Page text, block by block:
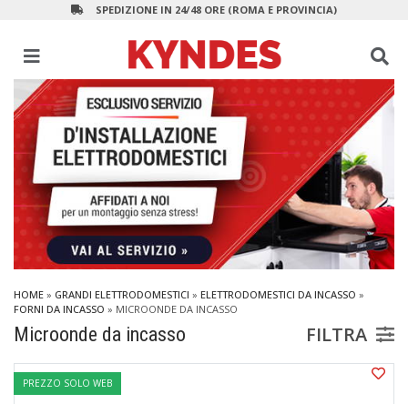
SPEDIZIONE IN 24/48 ORE (ROMA E PROVINCIA)
HOME » GRANDI ELETTRODOMESTICI » ELETTRODOMESTICI DA INCASSO »
FORNI DA INCASSO » MICROONDE DA INCASSO
Microonde da incasso FILTRA
PREZZO SOLO WEB